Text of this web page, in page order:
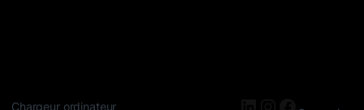
Chargeur ordinateur LinkedIn
Instagram